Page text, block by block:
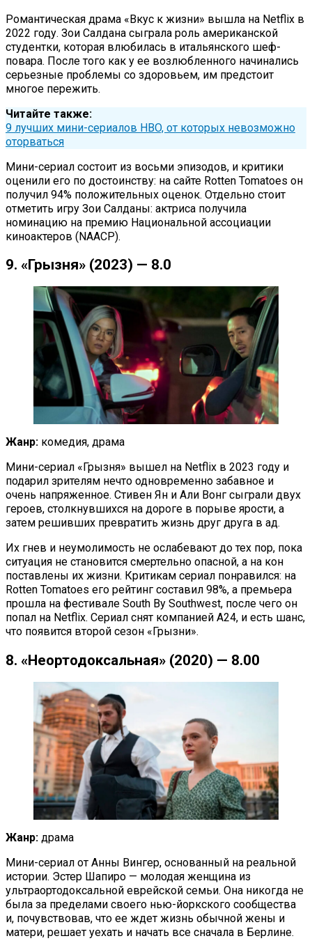
Романтическая драма «Вкус к жизни» вышла на Netflix в
2022 году. Зои Салдана сыграла роль американской
студентки, которая влюбилась в итальянского шеф-
повара. После того как у ее возлюбленного начинались
серьезные проблемы со здоровьем, им предстоит
многое пережить.
Читайте также:
9 лучших мини-сериалов HBO, от которых невозможно
оторваться
Мини-сериал состоит из восьми эпизодов, и критики
оценили его по достоинству: на сайте Rotten Tomatoes он
получил 94% положительных оценок. Отдельно стоит
отметить игру Зои Салданы: актриса получила
номинацию на премию Национальной ассоциации
киноактеров (NAACP).
9. «Грызня» (2023) — 8.0
Жанр: комедия, драма
Мини-сериал «Грызня» вышел на Netflix в 2023 году и
подарил зрителям нечто одновременно забавное и
очень напряженное. Стивен Ян и Али Вонг сыграли двух
героев, столкнувшихся на дороге в порыве ярости, а
затем решивших превратить жизнь друг друга в ад.
Их гнев и неумолимость не ослабевают до тех пор, пока
ситуация не становится смертельно опасной, а на кон
поставлены их жизни. Критикам сериал понравился: на
Rotten Tomatoes его рейтинг составил 98%, а премьера
прошла на фестивале South By Southwest, после чего он
попал на Netflix. Сериал снят компанией A24, и есть шанс,
что появится второй сезон «Грызни».
8. «Неортодоксальная» (2020) — 8.00
Жанр: драма
Мини-сериал от Анны Вингер, основанный на реальной
истории. Эстер Шапиро — молодая женщина из
ультраортодоксальной еврейской семьи. Она никогда не
была за пределами своего нью-йоркского сообщества
и, почувствовав, что ее ждет жизнь обычной жены и
матери, решает уехать и начать все сначала в Берлине.